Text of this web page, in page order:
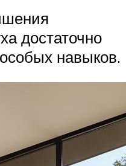
достаточно
навыков.